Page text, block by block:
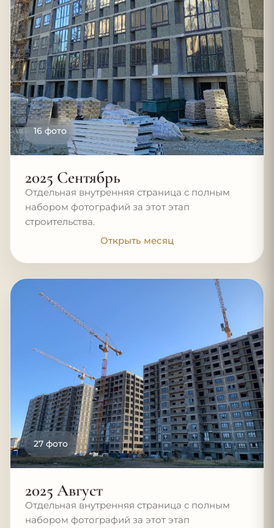
16 фото
2025 Сентябрь
Отдельная внутренняя страница с полным
набором фотографий за этот этап
строительства.
Открыть месяц
27 фото
2025 Август
Отдельная внутренняя страница с полным
набором фотографий за этот этап